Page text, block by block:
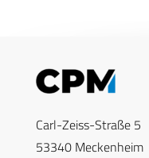
Carl-Zeiss-Straße 5
53340 Meckenheim